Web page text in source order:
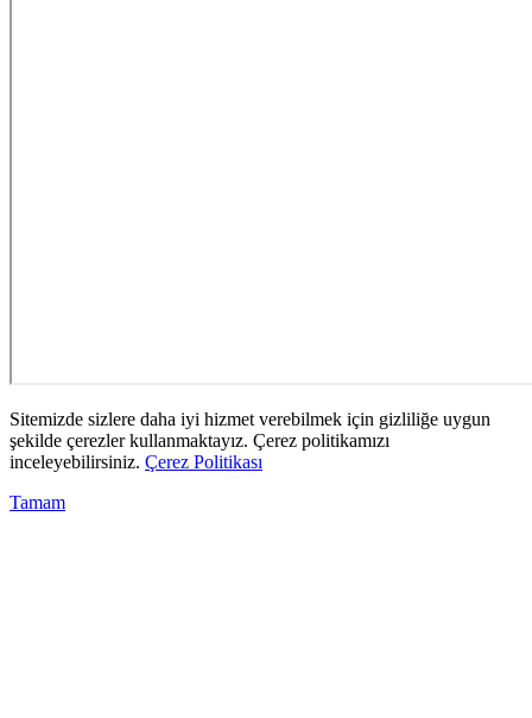
Sitemizde sizlere daha iyi hizmet verebilmek için gizliliğe uygun
şekilde çerezler kullanmaktayız. Çerez politikamızı
inceleyebilirsiniz. Çerez Politikası
Tamam